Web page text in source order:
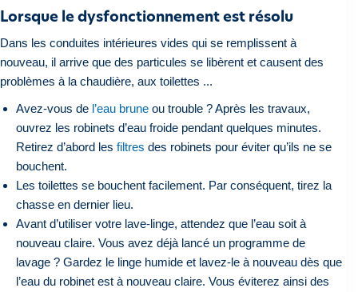
Lorsque le dysfonctionnement est résolu
Dans les conduites intérieures vides qui se remplissent à
nouveau, il arrive que des particules se libèrent et causent des
problèmes à la chaudière, aux toilettes ...
Avez-vous de l’eau brune ou trouble ? Après les travaux,
ouvrez les robinets d’eau froide pendant quelques minutes.
Retirez d’abord les filtres des robinets pour éviter qu’ils ne se
bouchent.
Les toilettes se bouchent facilement. Par conséquent, tirez la
chasse en dernier lieu.
Avant d’utiliser votre lave-linge, attendez que l’eau soit à
nouveau claire. Vous avez déjà lancé un programme de
lavage ? Gardez le linge humide et lavez-le à nouveau dès que
l’eau du robinet est à nouveau claire. Vous éviterez ainsi des